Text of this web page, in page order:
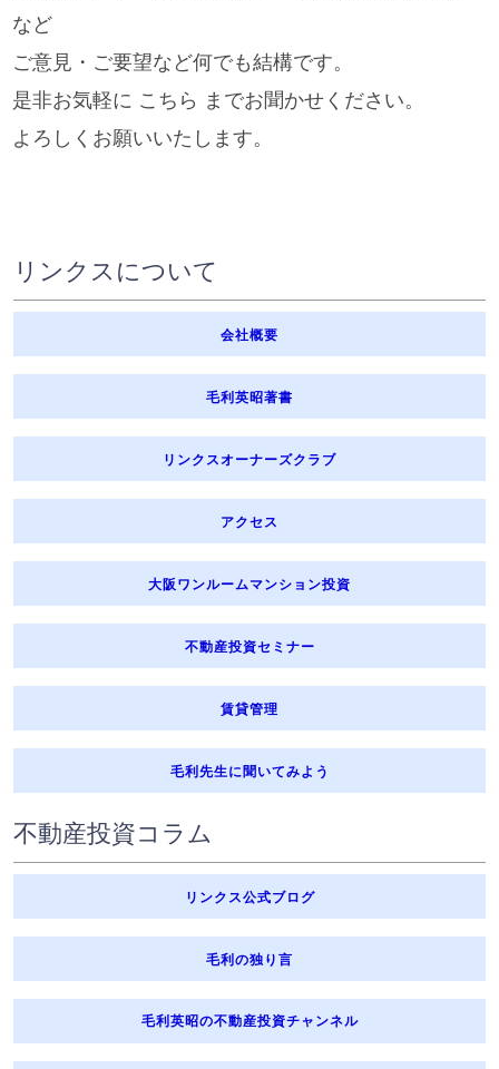
など
ご意見・ご要望など何でも結構です。
是非お気軽に こちら までお聞かせください。
よろしくお願いいたします。
リンクスについて
会社概要
毛利英昭著書
リンクスオーナーズクラブ
アクセス
大阪ワンルームマンション投資
不動産投資セミナー
賃貸管理
毛利先生に聞いてみよう
不動産投資コラム
リンクス公式ブログ
毛利の独り言
毛利英昭の不動産投資チャンネル